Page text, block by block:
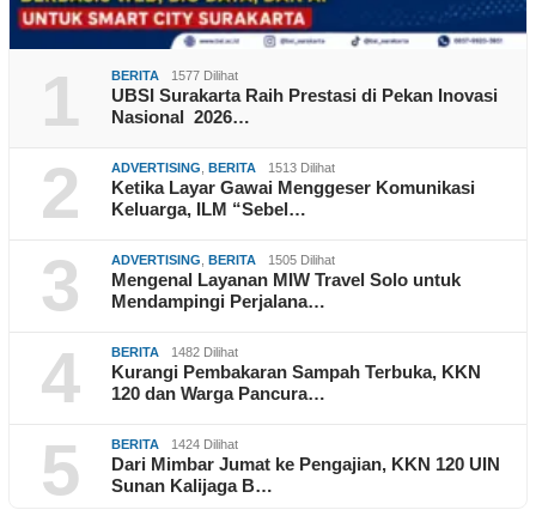
1 BERITA 1577 Dilihat
UBSI Surakarta Raih Prestasi di Pekan Inovasi
Nasional 2026…
2 ADVERTISING BERITA 1513 Dilihat
Ketika Layar Gawai Menggeser Komunikasi
Keluarga, ILM “Sebel…
3 ADVERTISING BERITA 1505 Dilihat
Mengenal Layanan MIW Travel Solo untuk
Mendampingi Perjalana…
4 BERITA 1482 Dilihat
Kurangi Pembakaran Sampah Terbuka, KKN
120 dan Warga Pancura…
5 BERITA 1424 Dilihat
Dari Mimbar Jumat ke Pengajian, KKN 120 UIN
Sunan Kalijaga B…